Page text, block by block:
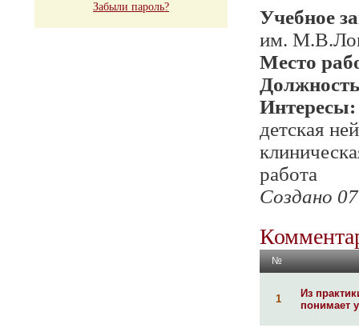
Забыли пароль?
Учебное
им.
Место
Интересы:
детская
работа
Создано
№
1
Из
понимает